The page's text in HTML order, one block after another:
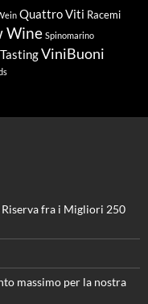
Quattro Viti Racemi
Wine Spinomarino
ViniBuoni
Riserva fra i Migliori 250
massimo per la nostra